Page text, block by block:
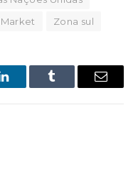
Market Zona sul
LinkedInTumblr Email